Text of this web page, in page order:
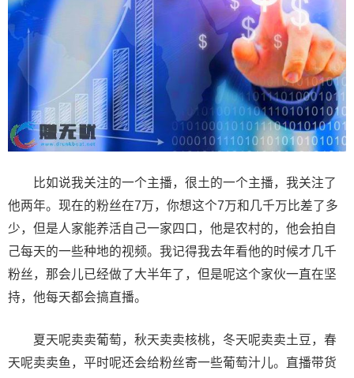
比如说我关注的一个主播，很土的一个主播，我关注了
他两年。现在的粉丝在7万，你想这个7万和几千万比差了多
少，但是人家能养活自己一家四口，他是农村的，他会拍自
己每天的一些种地的视频。我记得我去年看他的时候才几千
粉丝，那会儿已经做了大半年了，但是呢这个家伙一直在坚
持，他每天都会搞直播。
夏天呢卖卖葡萄，秋天卖卖核桃，冬天呢卖卖土豆，春
天呢卖卖鱼，平时呢还会给粉丝寄一些葡萄汁儿。直播带货